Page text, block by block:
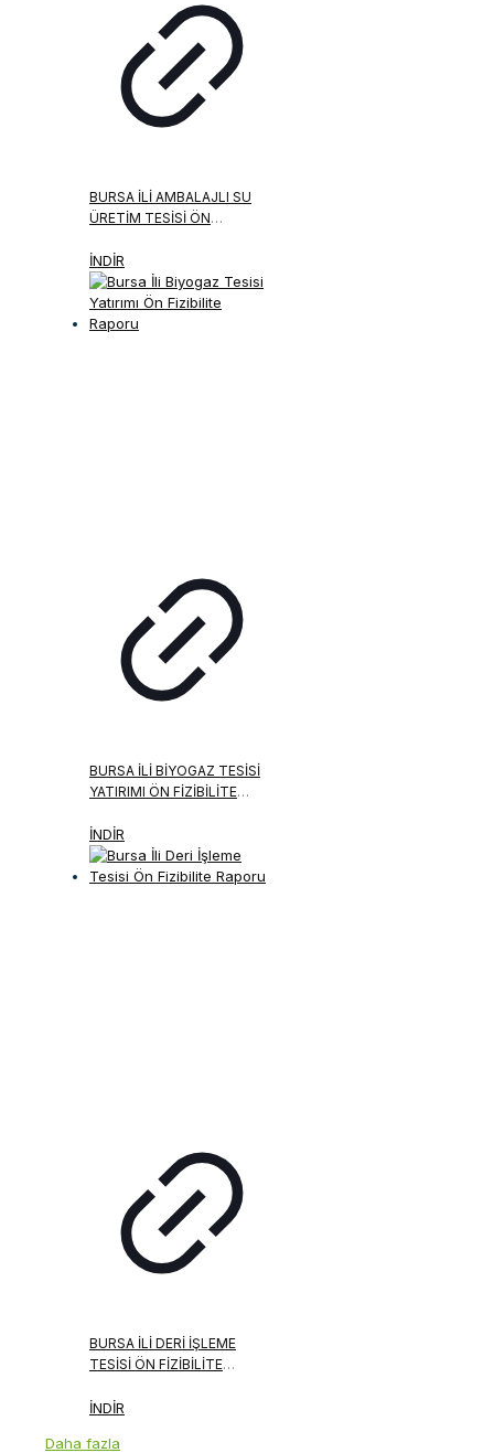
BURSA İLI AMBALAJLI SU
ÜRETIM TESISI ÖN
İNDİR
BURSA İLI BIYOGAZ TESISI
YATIRIMI ÖN FIZIBILITE
İNDİR
BURSA İLI DERI İŞLEME
TESISI ÖN FIZIBILITE
İNDİR
Daha fazla